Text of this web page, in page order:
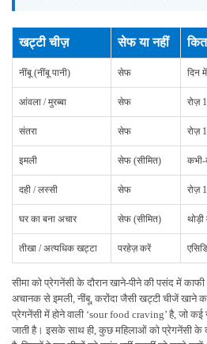
खट्टी चीज़ सेफ या नहीं
नींबू (नींबू पानी) सेफ दिन
आंवला / मुरब्बा सेफ रोज़
संतरा सेफ रोज़
इमली सेफ (सीमित) कभी-
दही / लस्सी सेफ रोज़
घर का बना अचार सेफ (सीमित) थोड़ी
तीखा / अत्यधिक खट्टा परहेज़ करें
सीमा को प्रेगनेंसी के दौरान खाने-पीने की पसंद में
अचानक से इमली, नींबू, करोंदा जैसी खट्टी चीजें
प्रेगनेंसी में होने वाली ‘sour food craving’ है, जो
जाती है। इसके साथ ही, कुछ महिलाओं को प्रेगनेंसी के